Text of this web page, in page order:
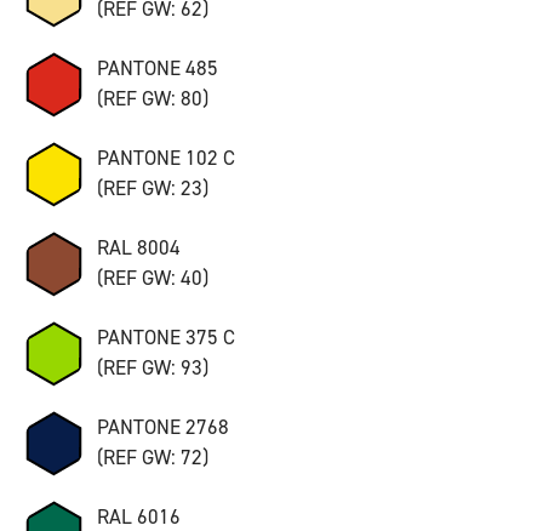
(REF GW: 62)
PANTONE 485
(REF GW: 80)
PANTONE 102 C
(REF GW: 23)
RAL 8004
(REF GW: 40)
PANTONE 375 C
(REF GW: 93)
PANTONE 2768
(REF GW: 72)
RAL 6016